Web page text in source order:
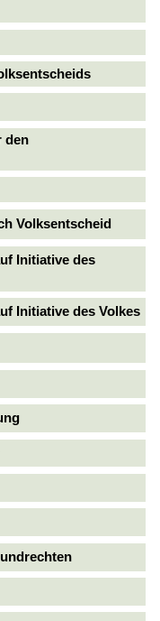
den
Volksentscheid
Initiative des
Initiative des Volkes